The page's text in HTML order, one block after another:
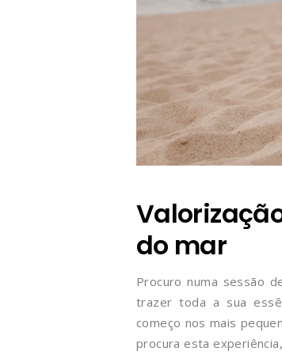
do mar
Procuro numa sessão
trazer toda a sua
começo nos mais
procura esta